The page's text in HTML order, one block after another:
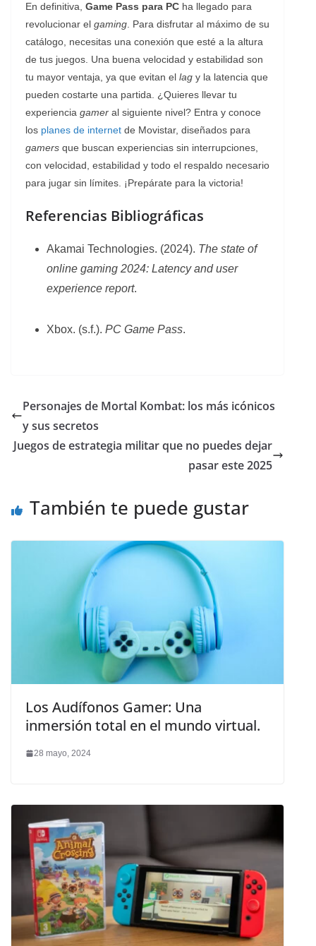
En definitiva, Game Pass para PC ha llegado para
revolucionar el gaming . Para disfrutar al máximo de su
catálogo, necesitas una conexión que esté a la altura
de tus juegos. Una buena velocidad y estabilidad son
tu mayor ventaja, ya que evitan el lag y la latencia que
pueden costarte una partida. ¿Quieres llevar tu
experiencia gamer al siguiente nivel? Entra y conoce
los planes de internet de Movistar, diseñados para
gamers que buscan experiencias sin interrupciones,
con velocidad, estabilidad y todo el respaldo necesario
para jugar sin límites. ¡Prepárate para la victoria!
Referencias Bibliográficas
Akamai Technologies. (2024). The state of
online gaming 2024: Latency and user
experience report.
Xbox. (s.f.). PC Game Pass.
Personajes de Mortal Kombat: los más icónicos
y sus secretos
Juegos de estrategia militar que no puedes dejar
pasar este 2025
También te puede gustar
Los Audífonos Gamer: Una
inmersión total en el mundo virtual.
28 mayo, 2024